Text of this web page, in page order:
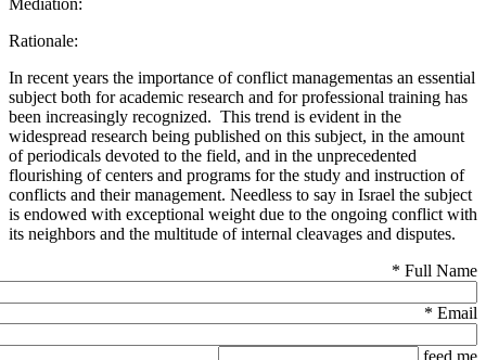
Rationale:
In recent years the importance of conflict managementas an essential
subject both for academic research and for professional training has
been increasingly recognized. This trend is evident in the
widespread research being published on this subject, in the amount
of periodicals devoted to the field, and in the unprecedented
flourishing of centers and programs for the study and instruction of
conflicts and their management. Needless to say in Israel the subject
is endowed with exceptional weight due to the ongoing conflict with
its neighbors and the multitude of internal cleavages and disputes.
Full Name
*
Email
*
feed me